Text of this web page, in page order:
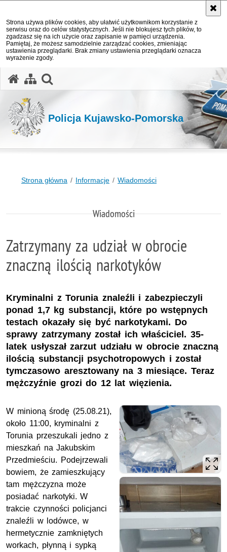
Strona używa plików cookies, aby ułatwić użytkownikom korzystanie z
serwisu oraz do celów statystycznych. Jeśli nie blokujesz tych plików, to
zgadzasz się na ich użycie oraz zapisanie w pamięci urządzenia.
Pamiętaj, że możesz samodzielnie zarządzać cookies, zmieniając
ustawienia przeglądarki. Brak zmiany ustawienia przeglądarki oznacza
wyrażenie zgody.
Policja Kujawsko-Pomorska
Strona główna Informacje Wiadomości
Wiadomości
Zatrzymany za udział w obrocie
znaczną ilością narkotyków
Kryminalni z Torunia znaleźli i zabezpieczyli
ponad 1,7 kg substancji, które po wstępnych
testach okazały się być narkotykami. Do
sprawy zatrzymany został ich właściciel. 35-
latek usłyszał zarzut udziału w obrocie znaczną
ilością substancji psychotropowych i został
tymczasowo aresztowany na 3 miesiące. Teraz
mężczyźnie grozi do 12 lat więzienia.
W minioną środę (25.08.21),
około 11:00, kryminalni z
Torunia przeszukali jedno z
mieszkań na Jakubskim
Przedmieściu. Podejrzewali
bowiem, że zamieszkujący
tam mężczyzna może
posiadać narkotyki. W
trakcie czynności policjanci
znaleźli w lodówce, w
hermetycznie zamkniętych
workach, płynną i sypką